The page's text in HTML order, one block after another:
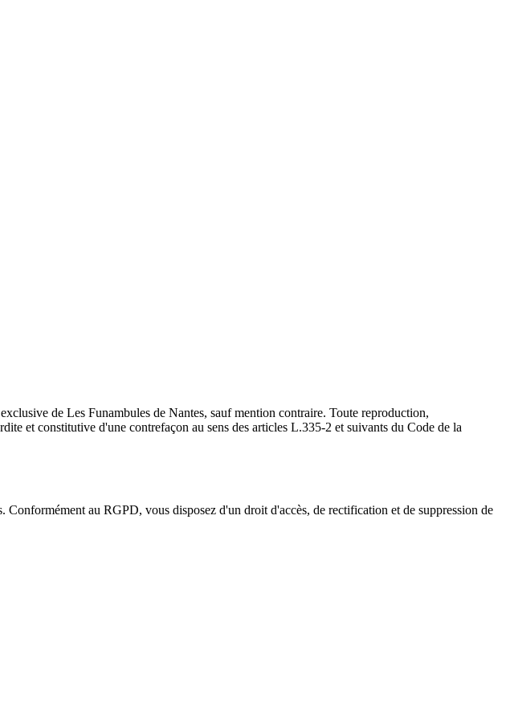
de Les Funambules de Nantes, sauf mention contraire. Toute reproduction,
et constitutive d'une contrefaçon au sens des articles L.335-2 et suivants du Code de la
au RGPD, vous disposez d'un droit d'accès, de rectification et de suppression de